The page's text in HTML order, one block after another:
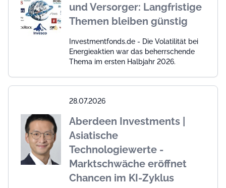
und Versorger: Langfristige
Themen bleiben günstig
Investmentfonds.de - Die Volatilität bei
Energieaktien war das beherrschende
Thema im ersten Halbjahr 2026.
28.07.2026
Aberdeen Investments |
Asiatische
Technologiewerte -
Marktschwäche eröffnet
Chancen im KI-Zyklus